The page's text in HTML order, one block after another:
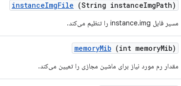
instanceImgFile (String instanceImgPath)
مسیر فایل instance.img را تنظیم می‌کند.
memoryMib (int memoryMib)
مقدار رم مورد نیاز برای ماشین مجازی را تعیین می‌کند.